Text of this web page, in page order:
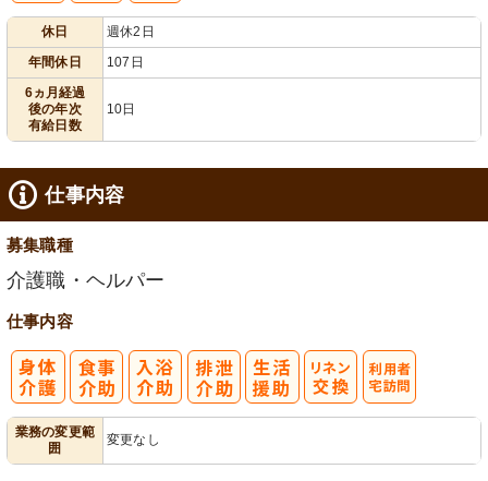
休日
週休2日
年間休日
107日
6ヵ月経過
後の年次
有給日数
10日
仕事内容
募集職種
介護職・ヘルパー
仕事内容
業務の変更範
囲
変更なし